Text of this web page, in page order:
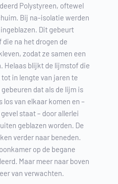
Polystyreen, oftewel
Bij na-isolatie werden
Dit gebeurt
na het drogen de
zodat ze samen een
Helaas blijkt de lijmstof die
in lengte van jaren te
dat als de lijm is
van elkaar komen en –
staat – door allerlei
geblazen worden. De
verder naar beneden.
op de begane
Maar meer naar boven
van verwachten.